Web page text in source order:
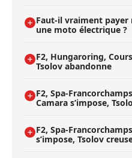
Faut-il vraiment payer
une moto électrique ?
F2, Hungaroring,
Tsolov abandonne
F2, Spa-
Camara s’impose,
F2, Spa-
s’impose, Tsolov